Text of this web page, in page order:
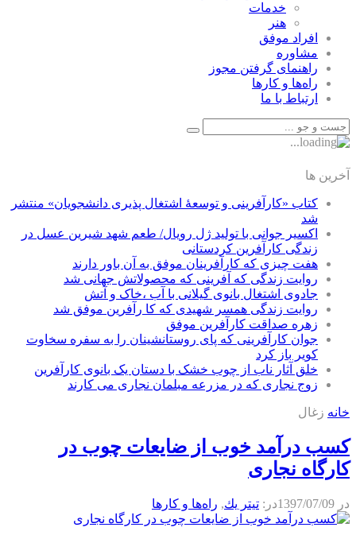
خدمات
هنر
افراد موفق
مشاوره
راهنمای گرفتن مجوز
راه‌ها و كارها
ارتباط با ما
آخرین ها
کتاب «کارآفرینی و توسعۀ اشتغال پذیری دانشجویان» منتشر
شد
اکسیر جوانی با تولید ژل رویال/ طعم شهد شیرین عسل‌ در
زندگی کارآفرین کردستانی
هفت چیزی که کارآفرینان موفق به آن باور دارند
روایت زندگی که آفرینی که محصولاتش جهانی شد
جادوی اشتغال بانوی گیلانی با آب ،خاک و آتش
روایت زندگی همسر شهیدی که کا رآفرین موفق شد
زهره صداقت کارآفرین موفق
جوان کارآفرینی که پای روستانشینان را به سفره سخاوت
کویر باز کرد
خلق آثار ناب از چوب خشک با دستان یک بانوی کارآفرین
زوج نجاری که در مزرعه مبلمان نجاری می کارند
خانه زغال
کسب درآمد خوب از ضایعات چوب در
کارگاه نجاری
در 1397/07/09در: تيتر يك, راه‌ها و كارها